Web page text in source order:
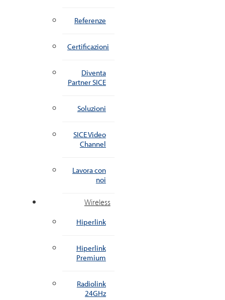
Referenze
Certificazioni
Diventa
Partner SICE
Soluzioni
SICE Video
Channel
Lavora con
noi
Wireless
Hiperlink
Hiperlink
Premium
Radiolink
24GHz